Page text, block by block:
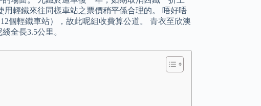
輕鐵來往同樣車站之票價稍平係合理的。 唔好唔
個輕鐵車站），故此呢組收費算公道。 青衣至欣澳
全長3.5公里。